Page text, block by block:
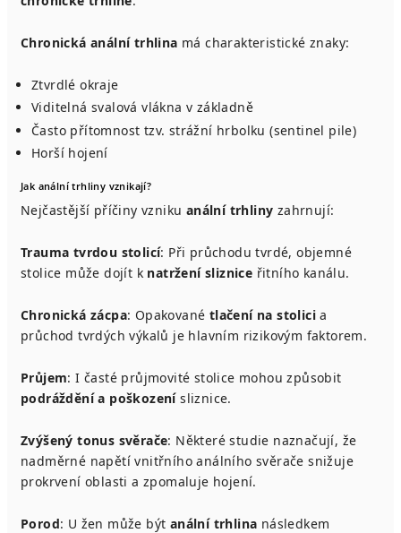
Chronická anální trhlina má charakteristické znaky:
Ztvrdlé okraje
Viditelná svalová vlákna v základně
Často přítomnost tzv. strážní hrbolku (sentinel pile)
Horší hojení
Jak anální trhliny vznikají?
Nejčastější příčiny vzniku anální trhliny zahrnují:
Trauma tvrdou stolicí: Při průchodu tvrdé, objemné
stolice může dojít k natržení sliznice řitního kanálu.
Chronická zácpa: Opakované tlačení na stolici a
průchod tvrdých výkalů je hlavním rizikovým faktorem.
Průjem: I časté průjmovité stolice mohou způsobit
podráždění a poškozenísliznice.
Zvýšený tonus svěrače: Některé studie naznačují, že
nadměrné napětí vnitřního análního svěrače snižuje
prokrvení oblasti a zpomaluje hojení.
Porod: U žen může být anální trhlina následkem